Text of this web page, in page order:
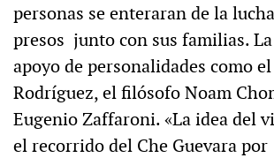
personas se enteraran de la
presos junto con sus familias.
apoyo de personalidades como
Rodríguez, el filósofo Noam
Eugenio Zaffaroni. «La idea del
el recorrido del Che Guevara por